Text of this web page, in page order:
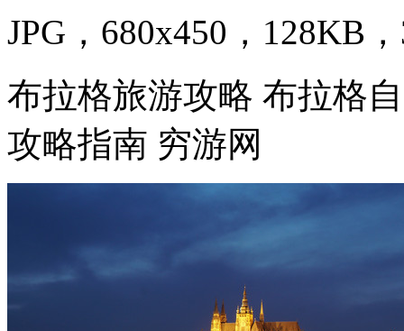
JPG，680x450，128KB
布拉格旅游攻略 布拉格
攻略指南 穷游网